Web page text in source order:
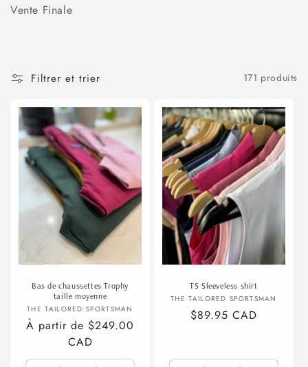
e
t
o
n
Vente Finale
Filtrer et trier 171 produits
Bas de chaussettes Trophy
taille moyenne
Fournisseur :
THE TAILORED SPORTSMAN
Prix
À partir de $249.00
CAD
TS Sleeveless shirt
Fournisseur :
THE TAILORED SPORTSMAN
Prix
$89.95 CAD